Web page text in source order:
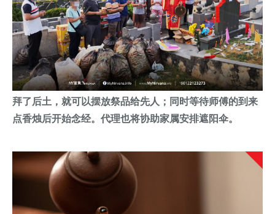
拜了后土，就可以摆放祭品给先人；同时等待师傅的到来
点香烛后开始念经。代理也将协助家属安排遮阳伞。